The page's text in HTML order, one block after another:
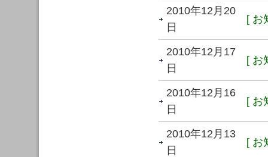
2010年12月20
日
[ お
2010年12月17
日
[ お
2010年12月16
日
[ お
2010年12月13
日
[ お